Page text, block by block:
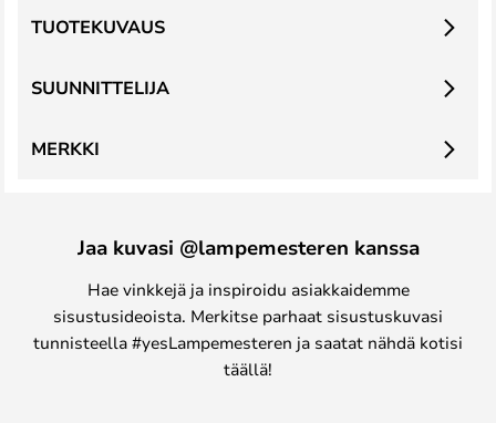
TUOTEKUVAUS
SUUNNITTELIJA
MERKKI
Jaa kuvasi @lampemesteren kanssa
Hae vinkkejä ja inspiroidu asiakkaidemme
sisustusideoista. Merkitse parhaat sisustuskuvasi
tunnisteella #yesLampemesteren ja saatat nähdä kotisi
täällä!